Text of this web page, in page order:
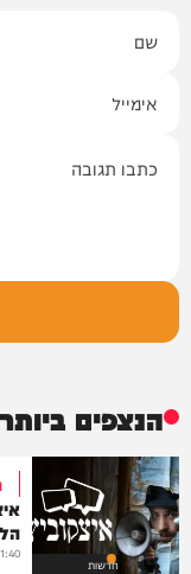
הנצפים ביותר
חדשות